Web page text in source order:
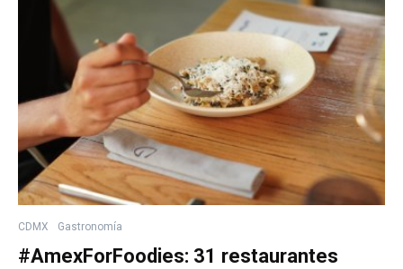
CDMX Gastronomía
#AmexForFoodies: 31 restaurantes